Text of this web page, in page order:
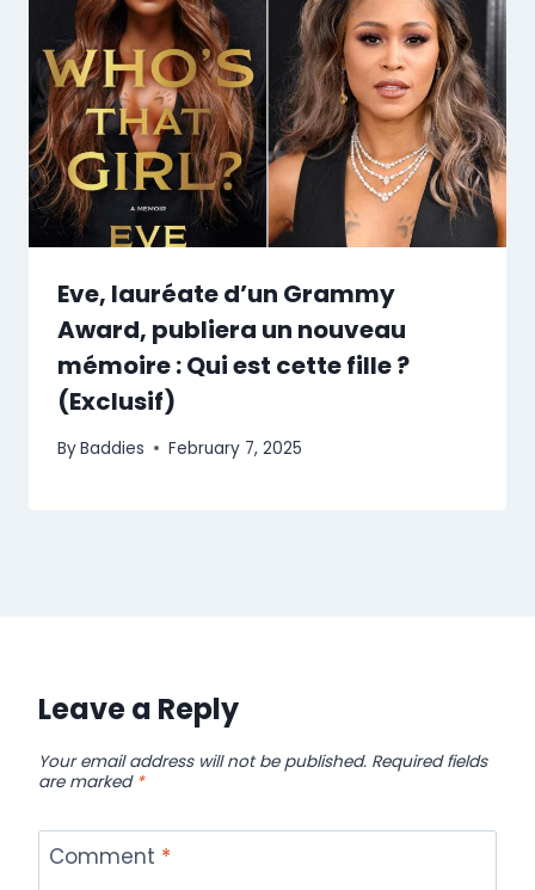
Eve, lauréate d’un Grammy
Award, publiera un nouveau
mémoire : Qui est cette fille ?
(Exclusif)
ByBaddies February 7, 2025
Leave a Reply
Your email address will not be published. Required fields
are marked *
Comment *